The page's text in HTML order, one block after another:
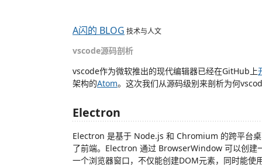
A闪的 BLOG 技术与人文
vscode源码剖析
vscode作为微软推出的现代编辑器已经在GitHub上
架构的Atom。这次我们从源码级别来剖析为何
Electron
Electron 是基于 Node.js 和 Chromium 的跨平台
了前端。Electron 通过 BrowserWindow 可以创建
一个浏览器窗口，不仅能创建DOM元素，同时能